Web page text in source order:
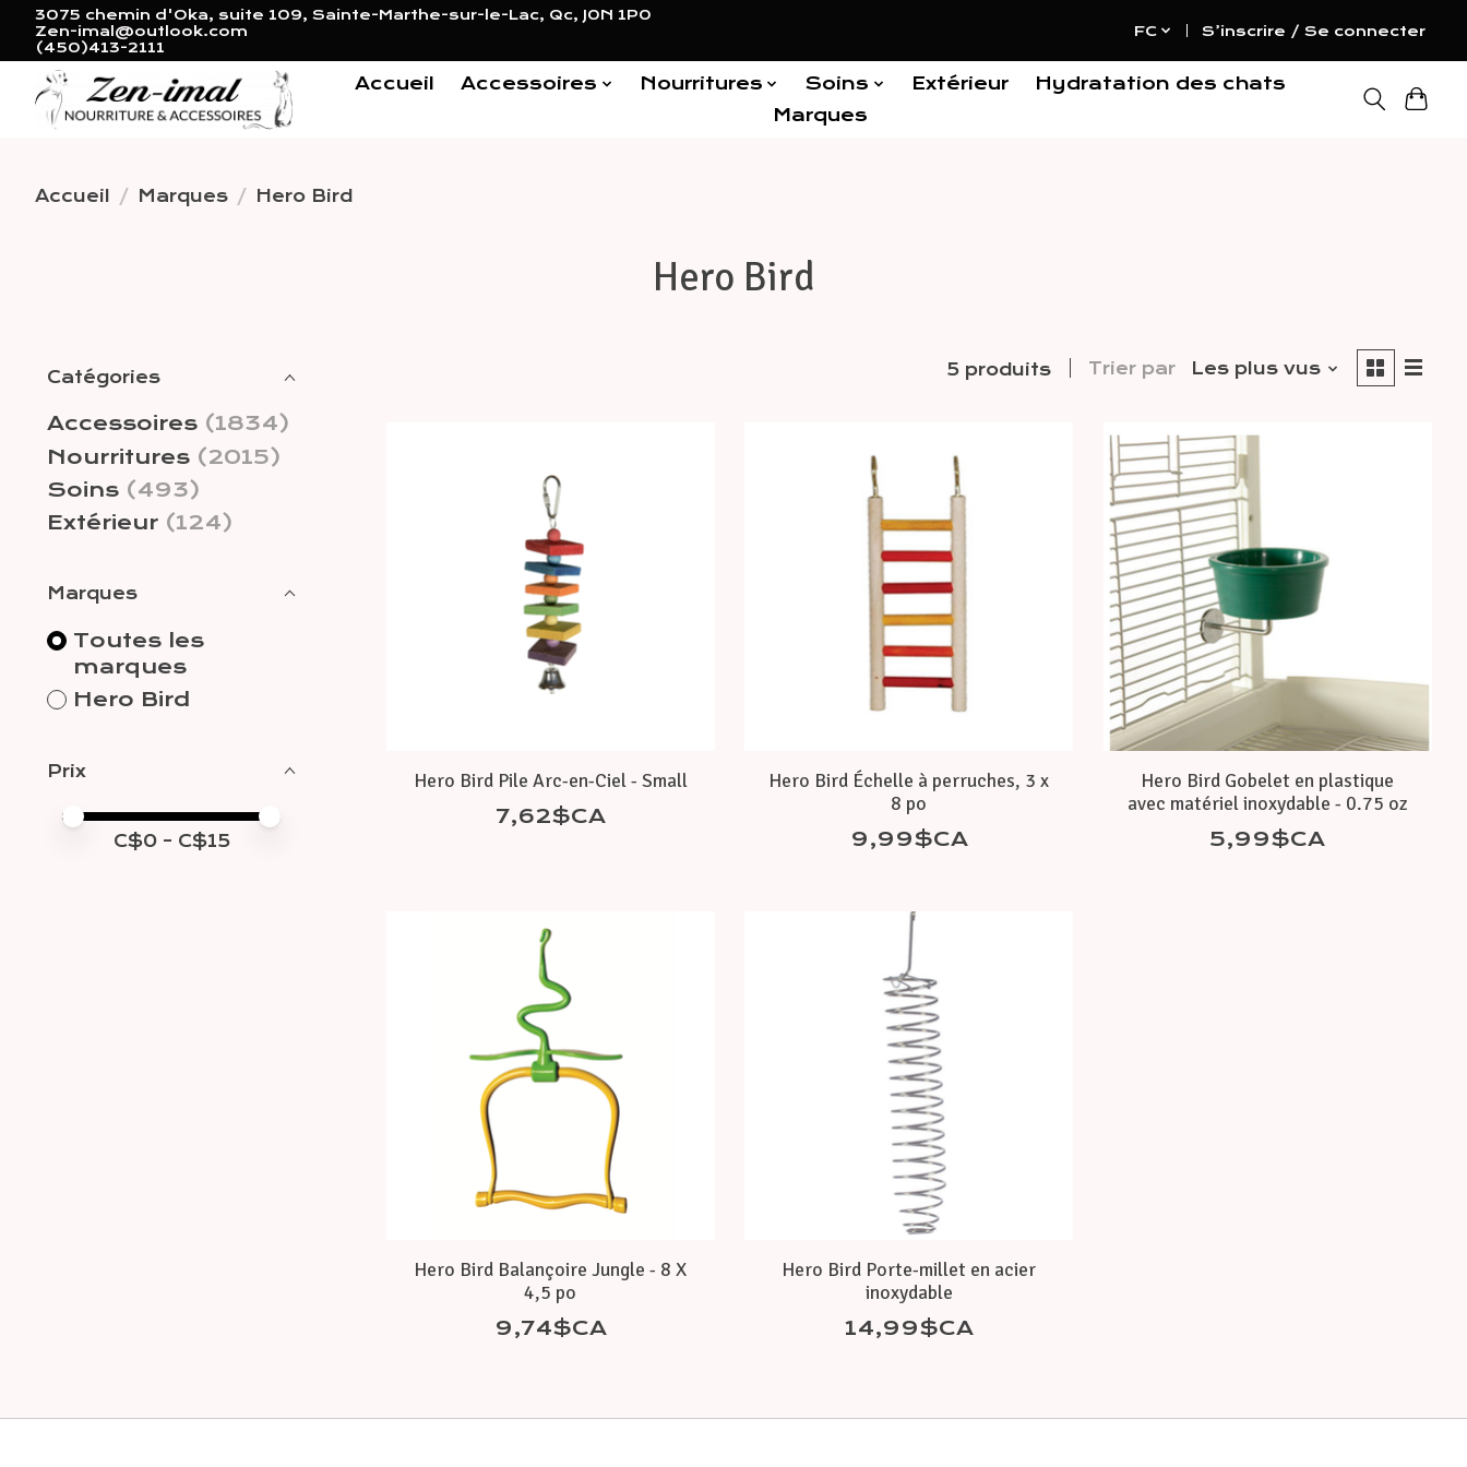
3075 chemin d'Oka, suite 109, Sainte-Marthe-sur-le-Lac, Qc, J0N 1P0
Zen-imal@outlook.com
(450)413-2111
FC S’inscrire / Se connecter
Accueil Accessoires Nourritures Soins Extérieur
Hydratation des chats
Marques
Accueil / Marques / Hero Bird
Hero Bird
Catégories
Accessoires (1834)
Nourritures (2015)
Soins (493)
Extérieur (124)
Marques
Toutes les
marques
Hero Bird
Prix
Prix minimum
Price maximum value
C$0- C$15
5 produits Trier par Les plus vus
Hero Bird Pile Arc-en-Ciel - Small
7,62$CA
Hero Bird Échelle à perruches, 3 x
8 po
9,99$CA
Hero Bird Gobelet en plastique
avec matériel inoxydable - 0.75 oz
5,99$CA
Hero Bird Balançoire Jungle - 8 X
4,5 po
9,74$CA
Hero Bird Porte-millet en acier
inoxydable
14,99$CA